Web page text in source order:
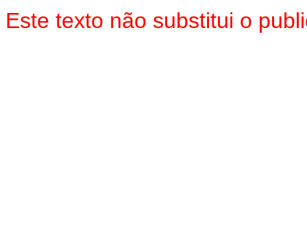
Este texto não substitui o